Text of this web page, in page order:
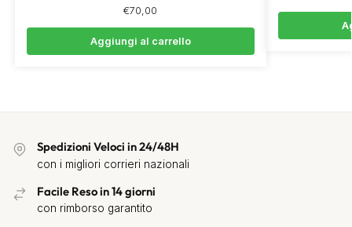
€70,00
Aggiungi al carrello
Spedizioni Veloci in 24/48H
con i migliori corrieri nazionali
Facile Reso in 14 giorni
con rimborso garantito